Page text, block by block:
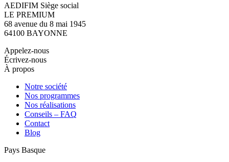
AEDIFIM Siège social
LE PREMIUM
68 avenue du 8 mai 1945
64100 BAYONNE
Appelez-nous
Écrivez-nous
À propos
Notre société
Nos programmes
Nos réalisations
Conseils – FAQ
Contact
Blog
Pays Basque